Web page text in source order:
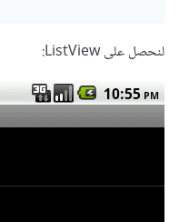
لنحصل على ListView: